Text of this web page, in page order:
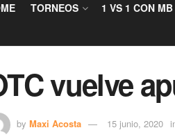
TORNEOS 1 VS 1 CON MB
vuelve
by Maxi Acosta 15 junio, 2020